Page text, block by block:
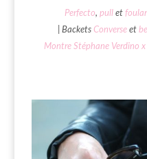
Perfecto, pull et
| Backets Converse et
Montre Stéphane Verdino x